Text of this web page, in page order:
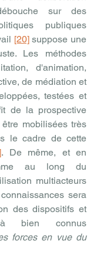
sur des
publiques
[20] suppose une
Les méthodes
d'animation,
de médiation et
testées et
de la prospective
mobilisées très
le cadre de cette
. De même, et en
au long du
multiacteurs
sera
des dispositifs et
bien connus
forces en vue du